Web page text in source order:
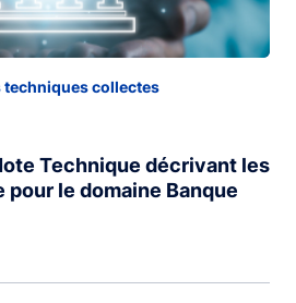
collectes
Technique décrivant les
le domaine Banque